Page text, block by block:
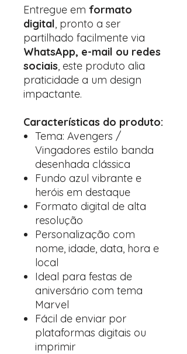
Entregue em formato
digital, pronto a ser
partilhado facilmente via
WhatsApp, e-mail ou redes
sociais, este produto alia
praticidade a um design
impactante.
Características do produto:
Tema: Avengers /
Vingadores estilo banda
desenhada clássica
Fundo azul vibrante e
heróis em destaque
Formato digital de alta
resolução
Personalização com
nome, idade, data, hora e
local
Ideal para festas de
aniversário com tema
Marvel
Fácil de enviar por
plataformas digitais ou
imprimir